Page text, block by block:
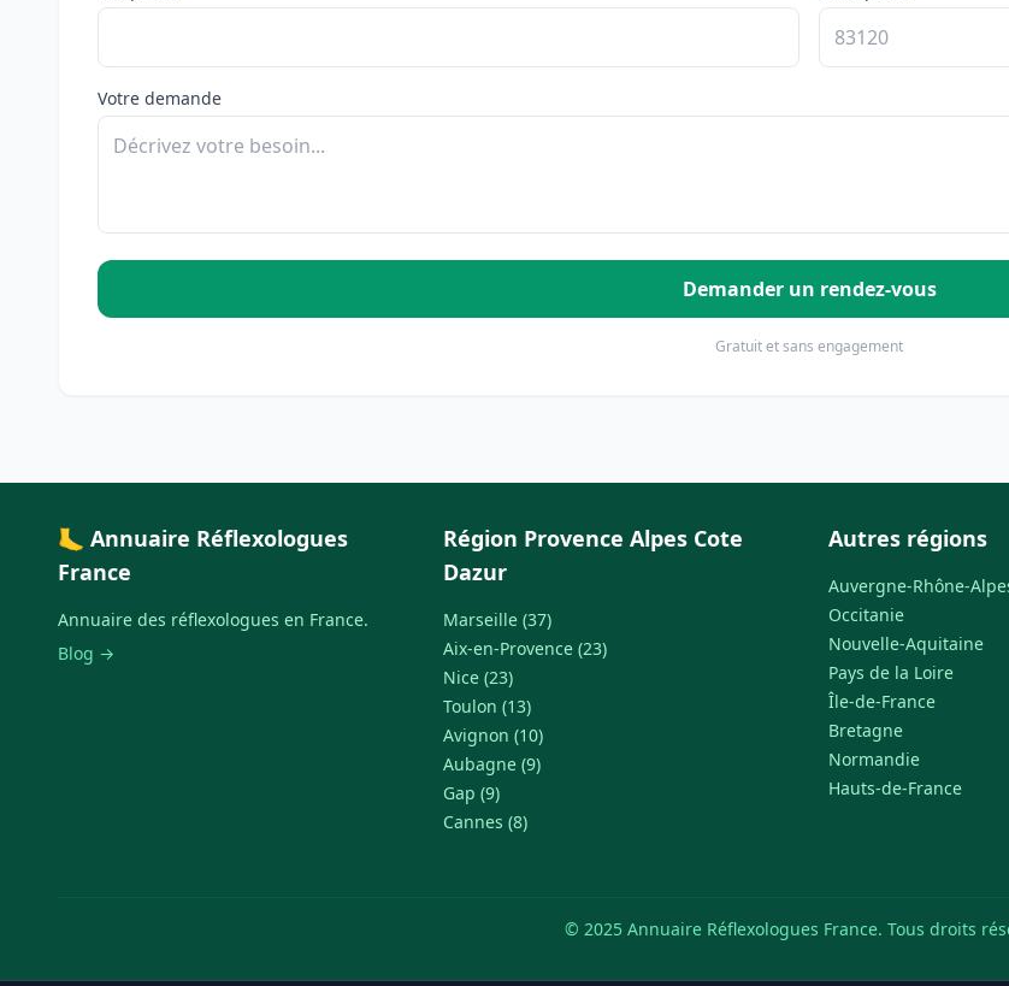
Votre demande
Demander un rendez-vous
Gratuit et sans engagement
🦶 Annuaire Réflexologues
France
Annuaire des réflexologues en France.
Blog →
Région Provence Alpes Cote
Dazur
Marseille (37)
Aix-en-Provence (23)
Nice (23)
Toulon (13)
Avignon (10)
Aubagne (9)
Gap (9)
Cannes (8)
Autres régions
Auvergne-Rhône-
Occitanie
Nouvelle-Aquitaine
Pays de la Loire
Île-de-France
Bretagne
Normandie
Hauts-de-France
© 2025 Annuaire Réflexologues France. Tous droits